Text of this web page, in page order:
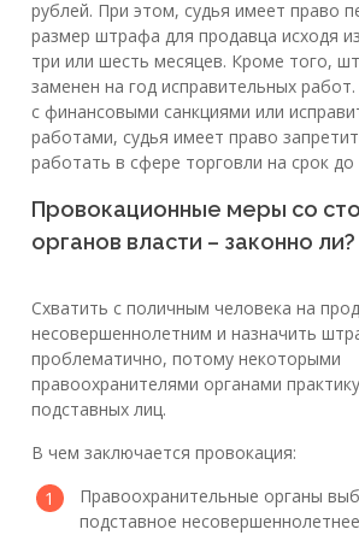
рублей. При этом, судья имеет право
размер штрафа для продавца исходя
три или шесть месяцев. Кроме того,
заменен на год исправительных
с финансовыми санкциями или
работами, судья имеет право
работать в сфере торговли на срок до
Провокационные меры со
органов власти – законно ли?
Схватить с поличным человека на
несовершеннолетним и назначить
проблематично, потому некоторыми
правоохранителями органами
подставных лиц.
В чем заключается провокация:
Правоохранительные органы
подставное